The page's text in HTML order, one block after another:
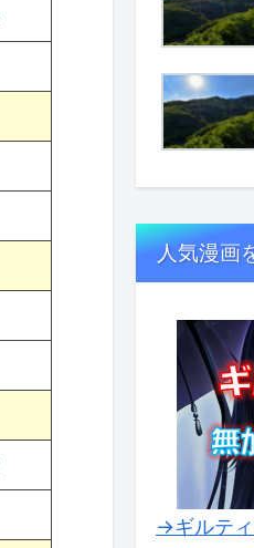
人気漫画
→ギルティ